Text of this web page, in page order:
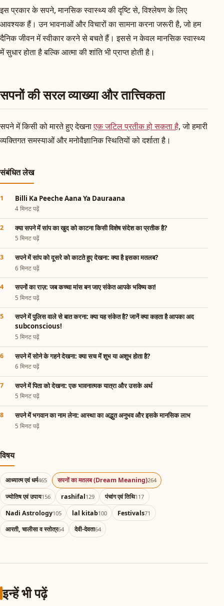
इस प्रकार के सपने, मानसिक स्वास्थ्य की दृष्टि से, विश्लेषण के लिए
आवश्यक हैं। उन भावनाओं और विचारों का सामना करना जरूरी है, जो हम
दैनिक जीवन में स्वीकार करने से बचते हैं। इससे न केवल मानसिक स्वास्थ्य
में सुधार होता है बल्कि आत्मा की शांति भी प्राप्त होती है।
सपनों की सरल व्याख्या और तात्त्विकता
सपने में किसी को मारते हुए देखनाएक जटिल प्रतीक हो सकता है, जो हमारी
व्यक्तिगत समस्याओं और मनोवैज्ञानिक स्थितियों को दर्शाता है।
संबंधित लेख
Billi Ka Peeche Aana Ya Dauraana
4 मिनट पढ़ें
क्या सपने में सांप का खुद को काटना किसी विशेष संदेश का प्रतीक है?
5 मिनट पढ़ें
सपने में सांप को दूसरे को काटते हुए देखना: क्या है इसका मतलब?
6 मिनट पढ़ें
सपनों का राज़: जब कच्चा मांस बन जाए संकेत आपके भविष्य का!
5 मिनट पढ़ें
सपने में पुलिस वाले से बात करना: क्या यह संकेत है? जानें क्या कहता है आपका अद
subconscious!
5 मिनट पढ़ें
सपने में सोने के गहने देखना: क्या सच में शुभ या अशुभ होता है?
6 मिनट पढ़ें
सपने में पिता को देखना: एक भावनात्मक यात्रा और उसके अर्थ
5 मिनट पढ़ें
सपने में भगवान का नाम लेना: आस्था का अद्भुत अनुभव और इसके मानसिक लाभ
5 मिनट पढ़ें
विषय
आध्यात्म एवं धर्म465 सपनों का मतलब (Dream Meaning)264
ज्योतिष एवं उपाय156 rashifal129 पंचांग एवं तिथि117
Nadi Astrology105 lal kitab100 Festivals71
आरती, चालीसा व स्तोत्र64 देवी-देवता64
इन्हें भी पढ़ें